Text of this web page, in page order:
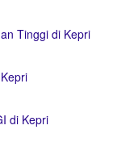
Tinggi di Kepri
di Kepri